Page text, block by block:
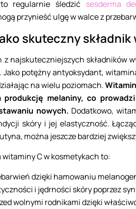
regularnie śledzić sesderma
przynieść ulgę w walce z
skuteczny
z najskuteczniejszych składników
Jako potężny antyoksydant,
na wielu poziomach.
produkcję melaniny, co
nowych. Dodatkowo,
skóry i jej elastyczność.
można jeszcze bardziej
C w kosmetykach to:
dzięki hamowaniu
i jędrności skóry poprzez
wolnymi rodnikami dzięki